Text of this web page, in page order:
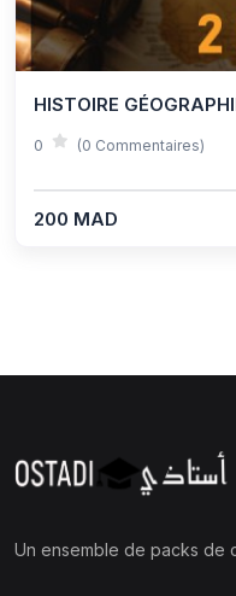
HISTOIRE
0 (0 Commentaires)
200 MAD
Un ensemble de packs de